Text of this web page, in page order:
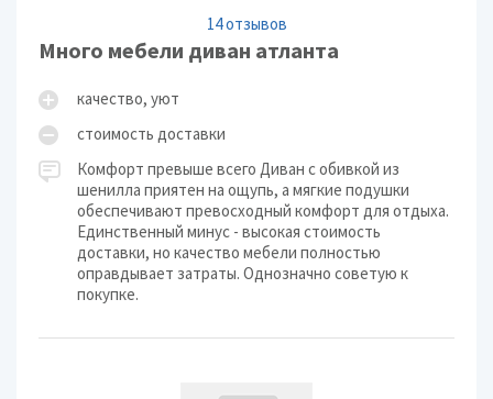
14 отзывов
Много мебели диван атланта
качество, уют
стоимость доставки
Комфорт превыше всего Диван с обивкой из
шенилла приятен на ощупь, а мягкие подушки
обеспечивают превосходный комфорт для отдыха.
Единственный минус - высокая стоимость
доставки, но качество мебели полностью
оправдывает затраты. Однозначно советую к
покупке.